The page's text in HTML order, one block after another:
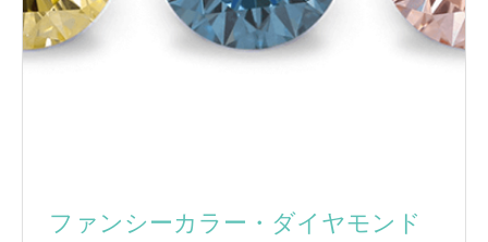
ファンシーカラー・ダイヤモンド